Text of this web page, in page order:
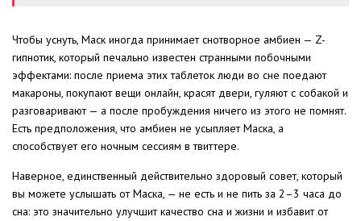
Чтобы уснуть, Маск иногда принимает снотворное амбиен — Z-
гипнотик, который печально известен странными побочными
эффектами: после приема этих таблеток люди во сне поедают
макароны, покупают вещи онлайн, красят двери, гуляют с собакой и
разговаривают — а после пробуждения ничего из этого не помнят.
Есть предположения, что амбиен не усыпляет Маска, а
способствует его ночным сессиям в твиттере.
Наверное, единственный действительно здоровый совет, который
вы можете услышать от Маска, — не есть и не пить за 2–3 часа до
сна: это значительно улучшит качество сна и жизни и избавит от